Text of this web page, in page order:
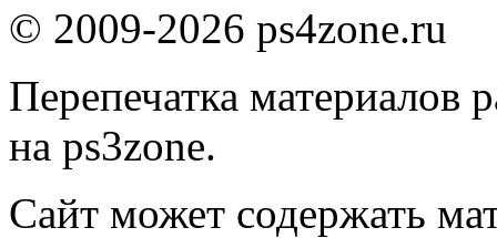
© 2009-2026 ps4zone.ru
Перепечатка материалов
на ps3zone.
Сайт может содержать